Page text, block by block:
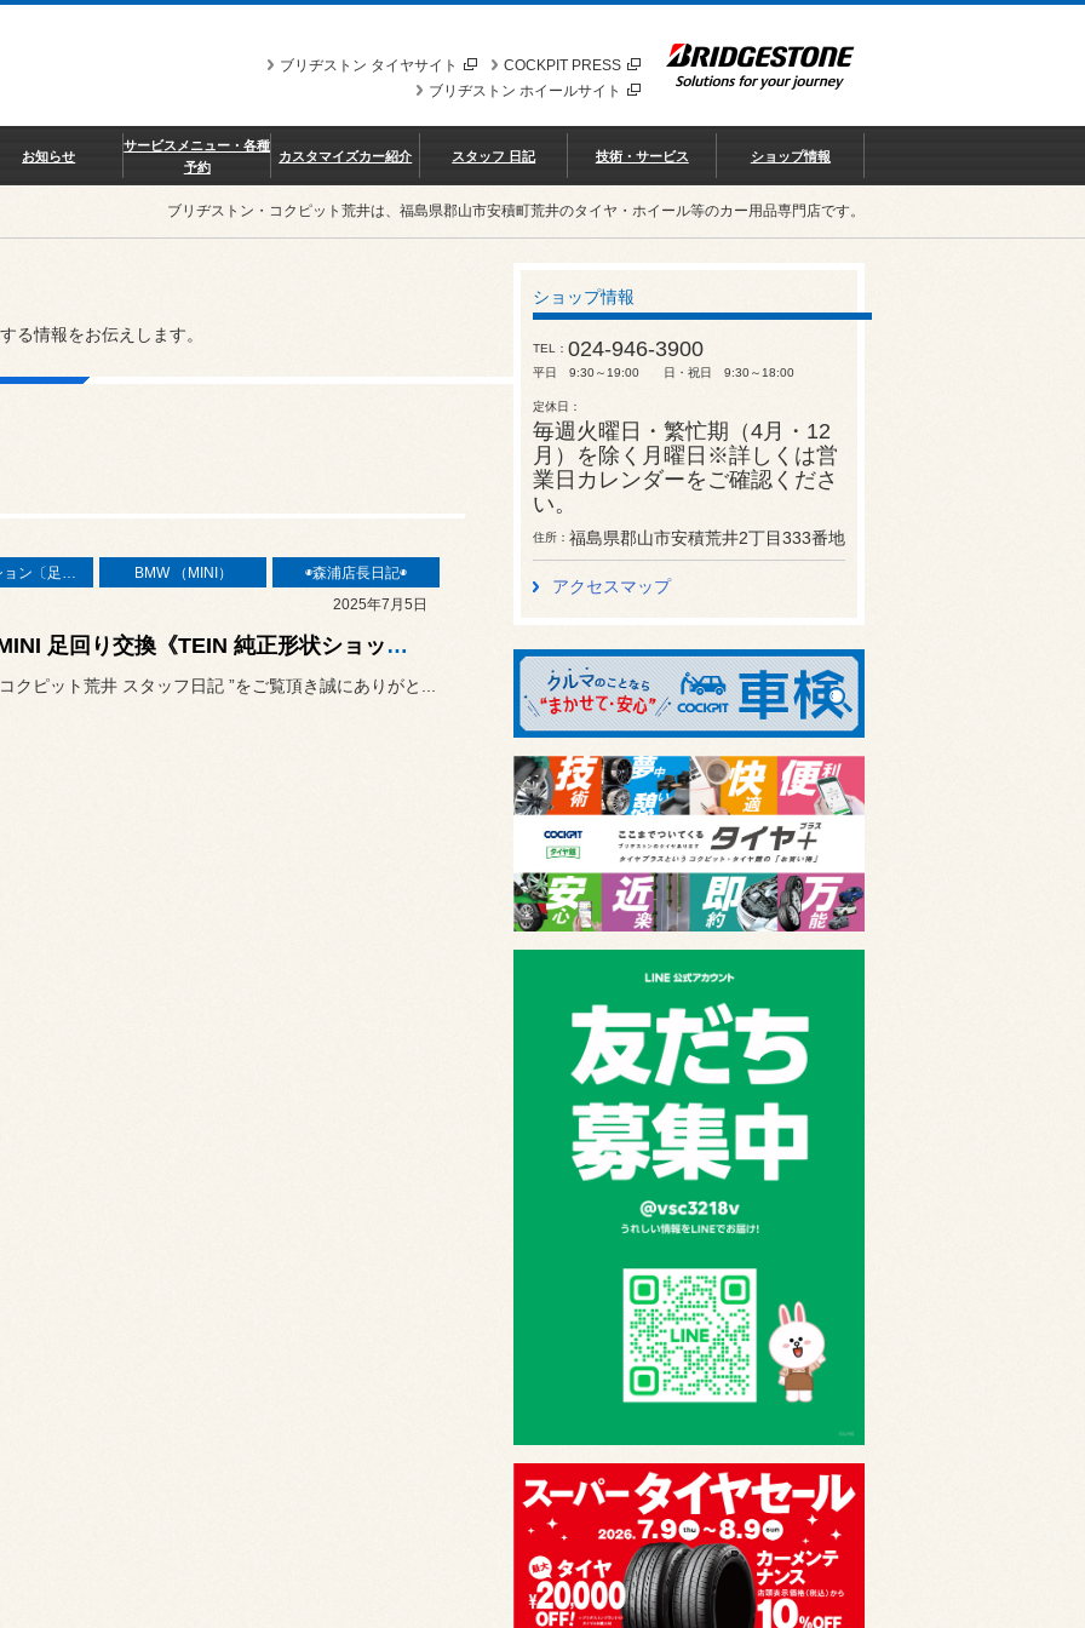
COCKPIT PRESS
ブリヂストン タイヤサイト
ブリヂストン ホイールサイト
お知らせ
サービスメニュー・各種
予約
カスタマイズカー紹介 スタッフ 日記 技術・サービス ショップ情報
ブリヂストン・コクピット荒井は、福島県郡山市安積町荒井のタイヤ・ホイール等のカー用品専門店です。
る情報をお伝えします。
サスペンション〔足廻り〕 BMW （MINI）
◉森浦店長日記◉
2025年7月5日
F56 MINI 足回り交換《TEIN 純正形状ショックEnduraPro PLUS & H&R ダウンスプリング》
クピット荒井 スタッフ日記 ”をご覧頂き誠にありがと...
ショップ情報
TEL 024-946-3900
平日 9:30～19:00 日・祝日 9:30～18:00
定休日
毎週火曜日・繁忙期（4月・12
月）を除く月曜日※詳しくは営
業日カレンダーをご確認くださ
い。
住所 福島県郡山市安積荒井2丁目333番地
アクセスマップ